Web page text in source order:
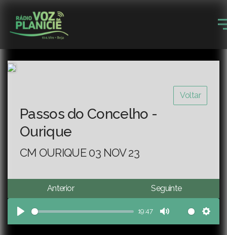
Voltar
Passos do Concelho -
Ourique
CM OURIQUE 03 NOV 23
Anterior Seguinte
Play
19:47
Mute